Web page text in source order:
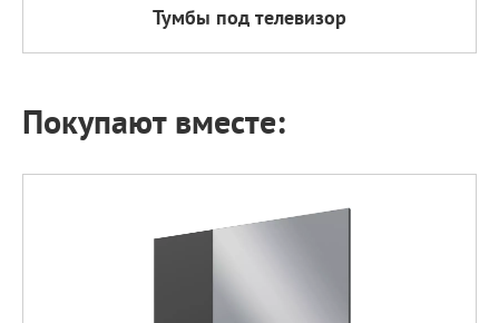
Тумбы под телевизор
Покупают вместе: